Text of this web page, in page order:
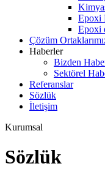
Epoxi
Epoxi
Çözüm
Haberler
Bizden
Sektörel
Referanslar
Sözlük
İletişim
Kurumsal
Sözlük